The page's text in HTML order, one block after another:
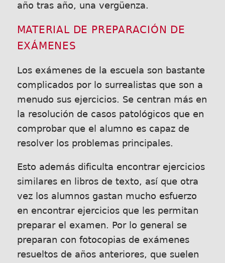
año tras año, una vergüenza.
MATERIAL DE PREPARACIÓN DE
EXÁMENES
Los exámenes de la escuela son bastante
complicados por lo surrealistas que son a
menudo sus ejercicios. Se centran más en
la resolución de casos patológicos que en
comprobar que el alumno es capaz de
resolver los problemas principales.
Esto además dificulta encontrar ejercicios
similares en libros de texto, así que otra
vez los alumnos gastan mucho esfuerzo
en encontrar ejercicios que les permitan
preparar el examen. Por lo general se
preparan con fotocopias de exámenes
resueltos de años anteriores, que suelen